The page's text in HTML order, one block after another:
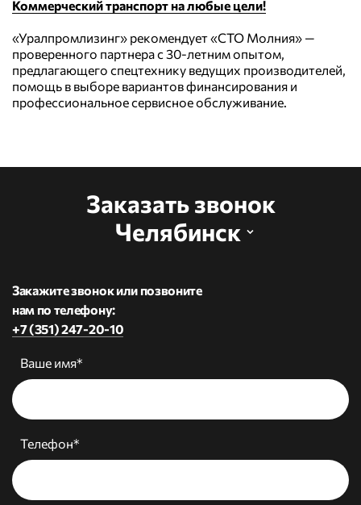
Коммерческий транспорт на любые цели!
«Уралпромлизинг» рекомендует «СТО Молния» —
проверенного партнера с 30-летним опытом,
предлагающего спецтехнику ведущих производителей,
помощь в выборе вариантов финансирования и
профессиональное сервисное обслуживание.
Заказать звонок
Челябинск
Закажите звонок или позвоните
нам по телефону:
+7 (351) 247-20-10
Ваше имя*
Телефон*